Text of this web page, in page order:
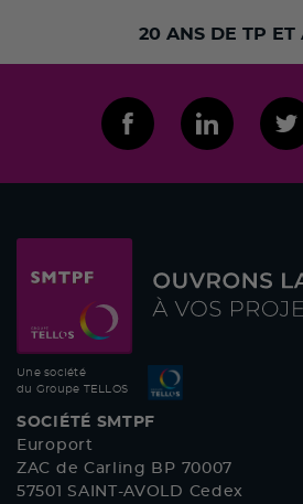
20 ANS DE TP ET
Une société
du Groupe TELLOS
SOCIÉTÉ SMTPF
Europort
ZAC de Carling BP 70007
57501 SAINT-AVOLD Cedex